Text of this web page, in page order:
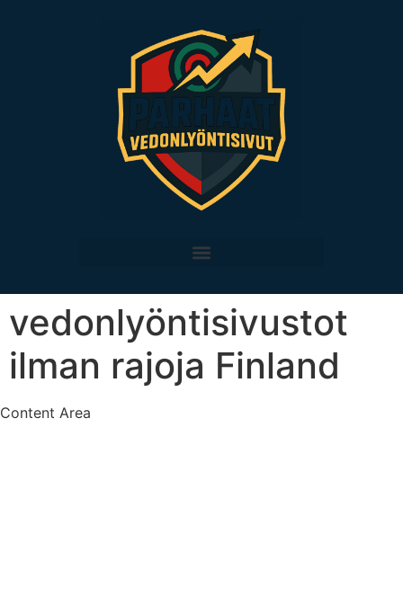
vedonlyöntisivustot
ilman rajoja Finland
Content Area